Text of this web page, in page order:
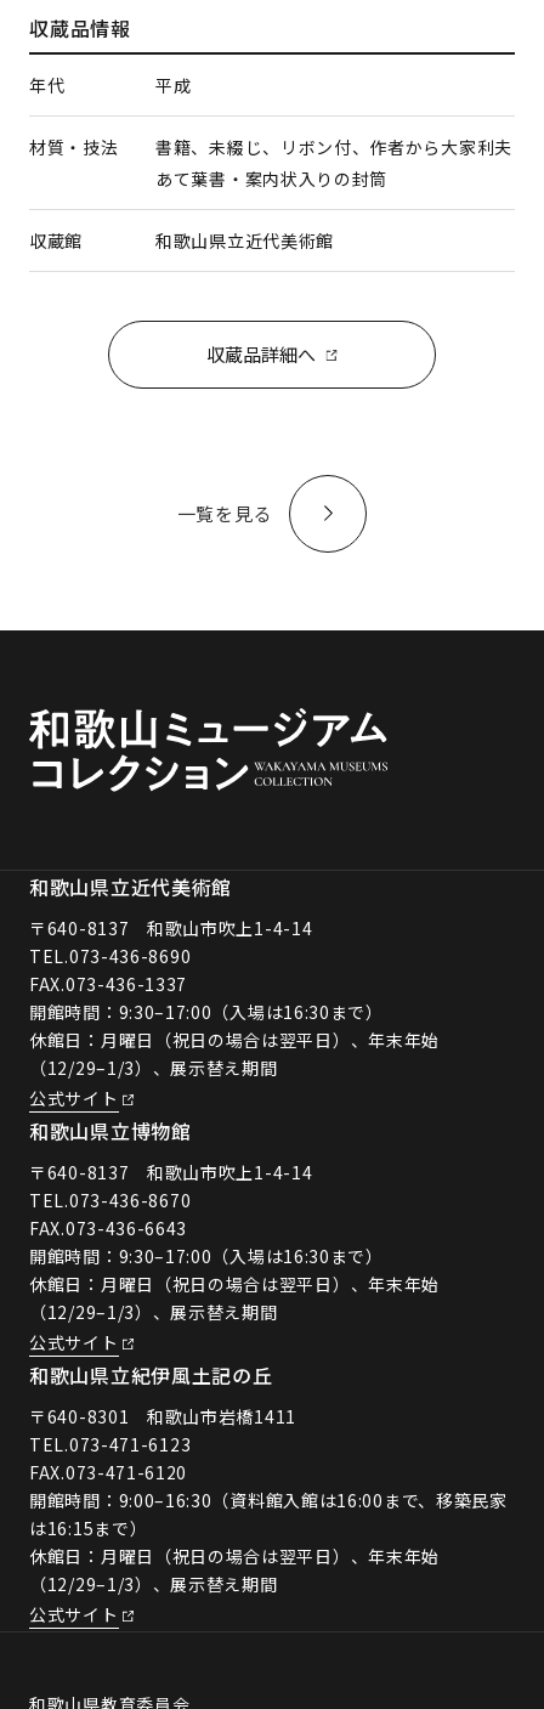
収蔵品情報
年代 平成
材質・技法
書籍、未綴じ、リボン付、作者から大家利夫
あて葉書・案内状入りの封筒
収蔵館 和歌山県立近代美術館
収蔵品詳細へ
一覧を見る
和歌山県立近代美術館
〒640-8137 和歌山市吹上1-4-14
TEL.073-436-8690
FAX.073-436-1337
開館時間：9:30–17:00（入場は16:30まで）
休館日：月曜日（祝日の場合は翌平日）、年末年始
（12/29–1/3）、展示替え期間
公式サイト
和歌山県立博物館
〒640-8137 和歌山市吹上1-4-14
TEL.073-436-8670
FAX.073-436-6643
開館時間：9:30–17:00（入場は16:30まで）
休館日：月曜日（祝日の場合は翌平日）、年末年始
（12/29–1/3）、展示替え期間
公式サイト
和歌山県立紀伊風土記の丘
〒640-8301 和歌山市岩橋1411
TEL.073-471-6123
FAX.073-471-6120
開館時間：9:00–16:30（資料館入館は16:00まで、移築民家
は16:15まで）
休館日：月曜日（祝日の場合は翌平日）、年末年始
（12/29–1/3）、展示替え期間
公式サイト